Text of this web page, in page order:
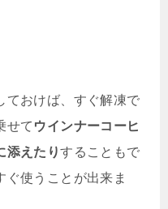
ておけば、すぐ解凍で
せて ウインナーコーヒ
添えたりすることもで
ぐ使うことが出来ま